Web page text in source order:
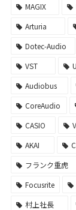
MAGIX
Arturia
Dotec-Audio
VST
Audiobus
CoreAudio
CASIO
AKAI
フランク重虎
Focusrite
村上社長